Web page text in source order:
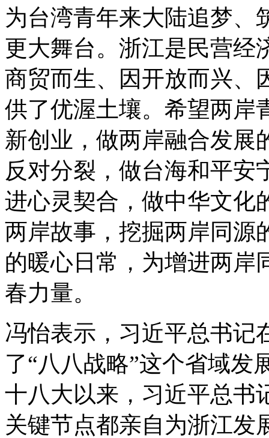
为台湾青年来大陆追梦、
更大舞台。浙江是民营经
商贸而生、因开放而兴、
供了优渥土壤。希望两岸
新创业，做两岸融合发展
反对分裂，做台海和平安
进心灵契合，做中华文化
两岸故事，挖掘两岸同源
的暖心日常，为增进两岸
春力量。
冯怡表示，习近平总书记
了“八八战略”这个省域发
十八大以来，习近平总书
关键节点都亲自为浙江发